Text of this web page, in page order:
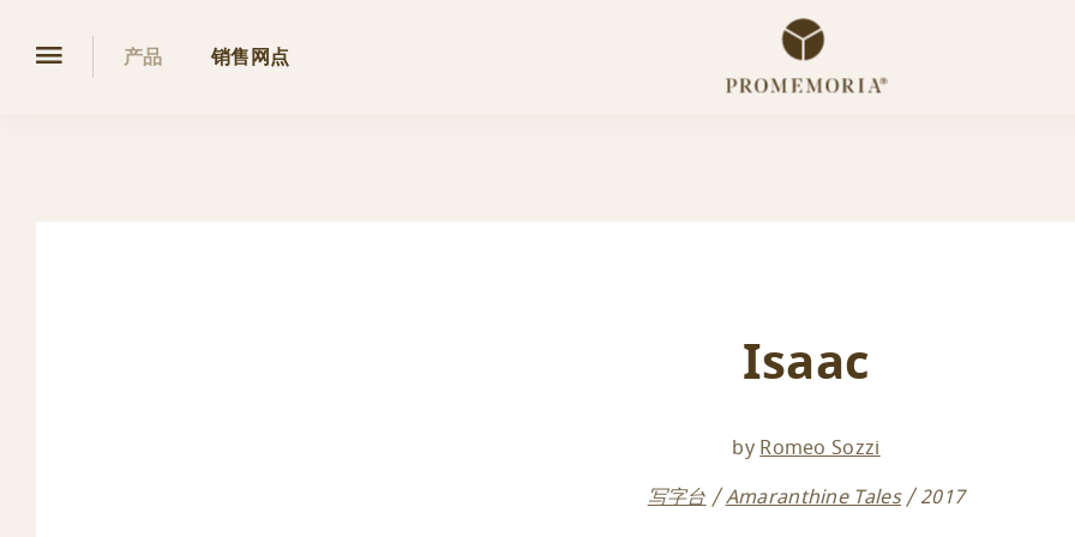
产品
销售网点
Isaac
byRomeo Sozzi
写字台
Amaranthine Tales 2017